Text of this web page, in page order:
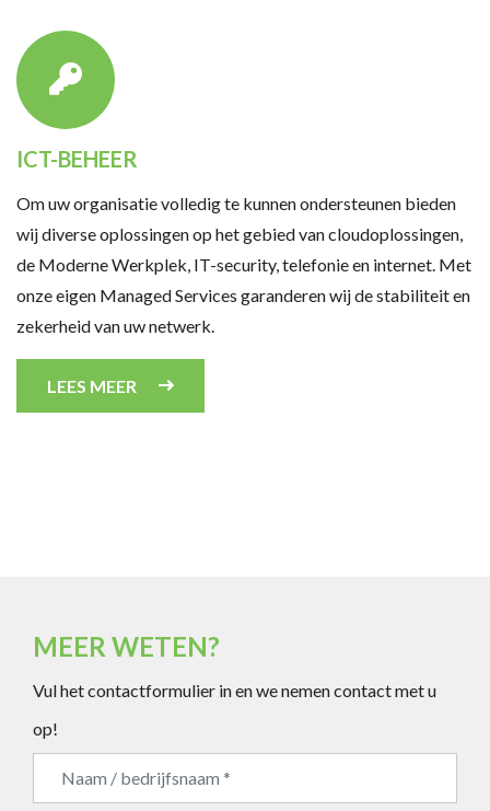
ICT-BEHEER
Om uw organisatie volledig te kunnen ondersteunen bieden
wij diverse oplossingen op het gebied van cloudoplossingen,
de Moderne Werkplek, IT-security, telefonie en internet. Met
onze eigen Managed Services garanderen wij de stabiliteit en
zekerheid van uw netwerk.
LEES MEER
MEER WETEN?
Vul het contactformulier in en we nemen contact met u
op!